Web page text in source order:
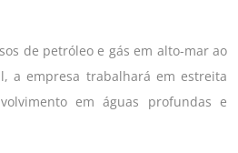
de petróleo e gás em alto-mar ao
a empresa trabalhará em estreita
em águas profundas e